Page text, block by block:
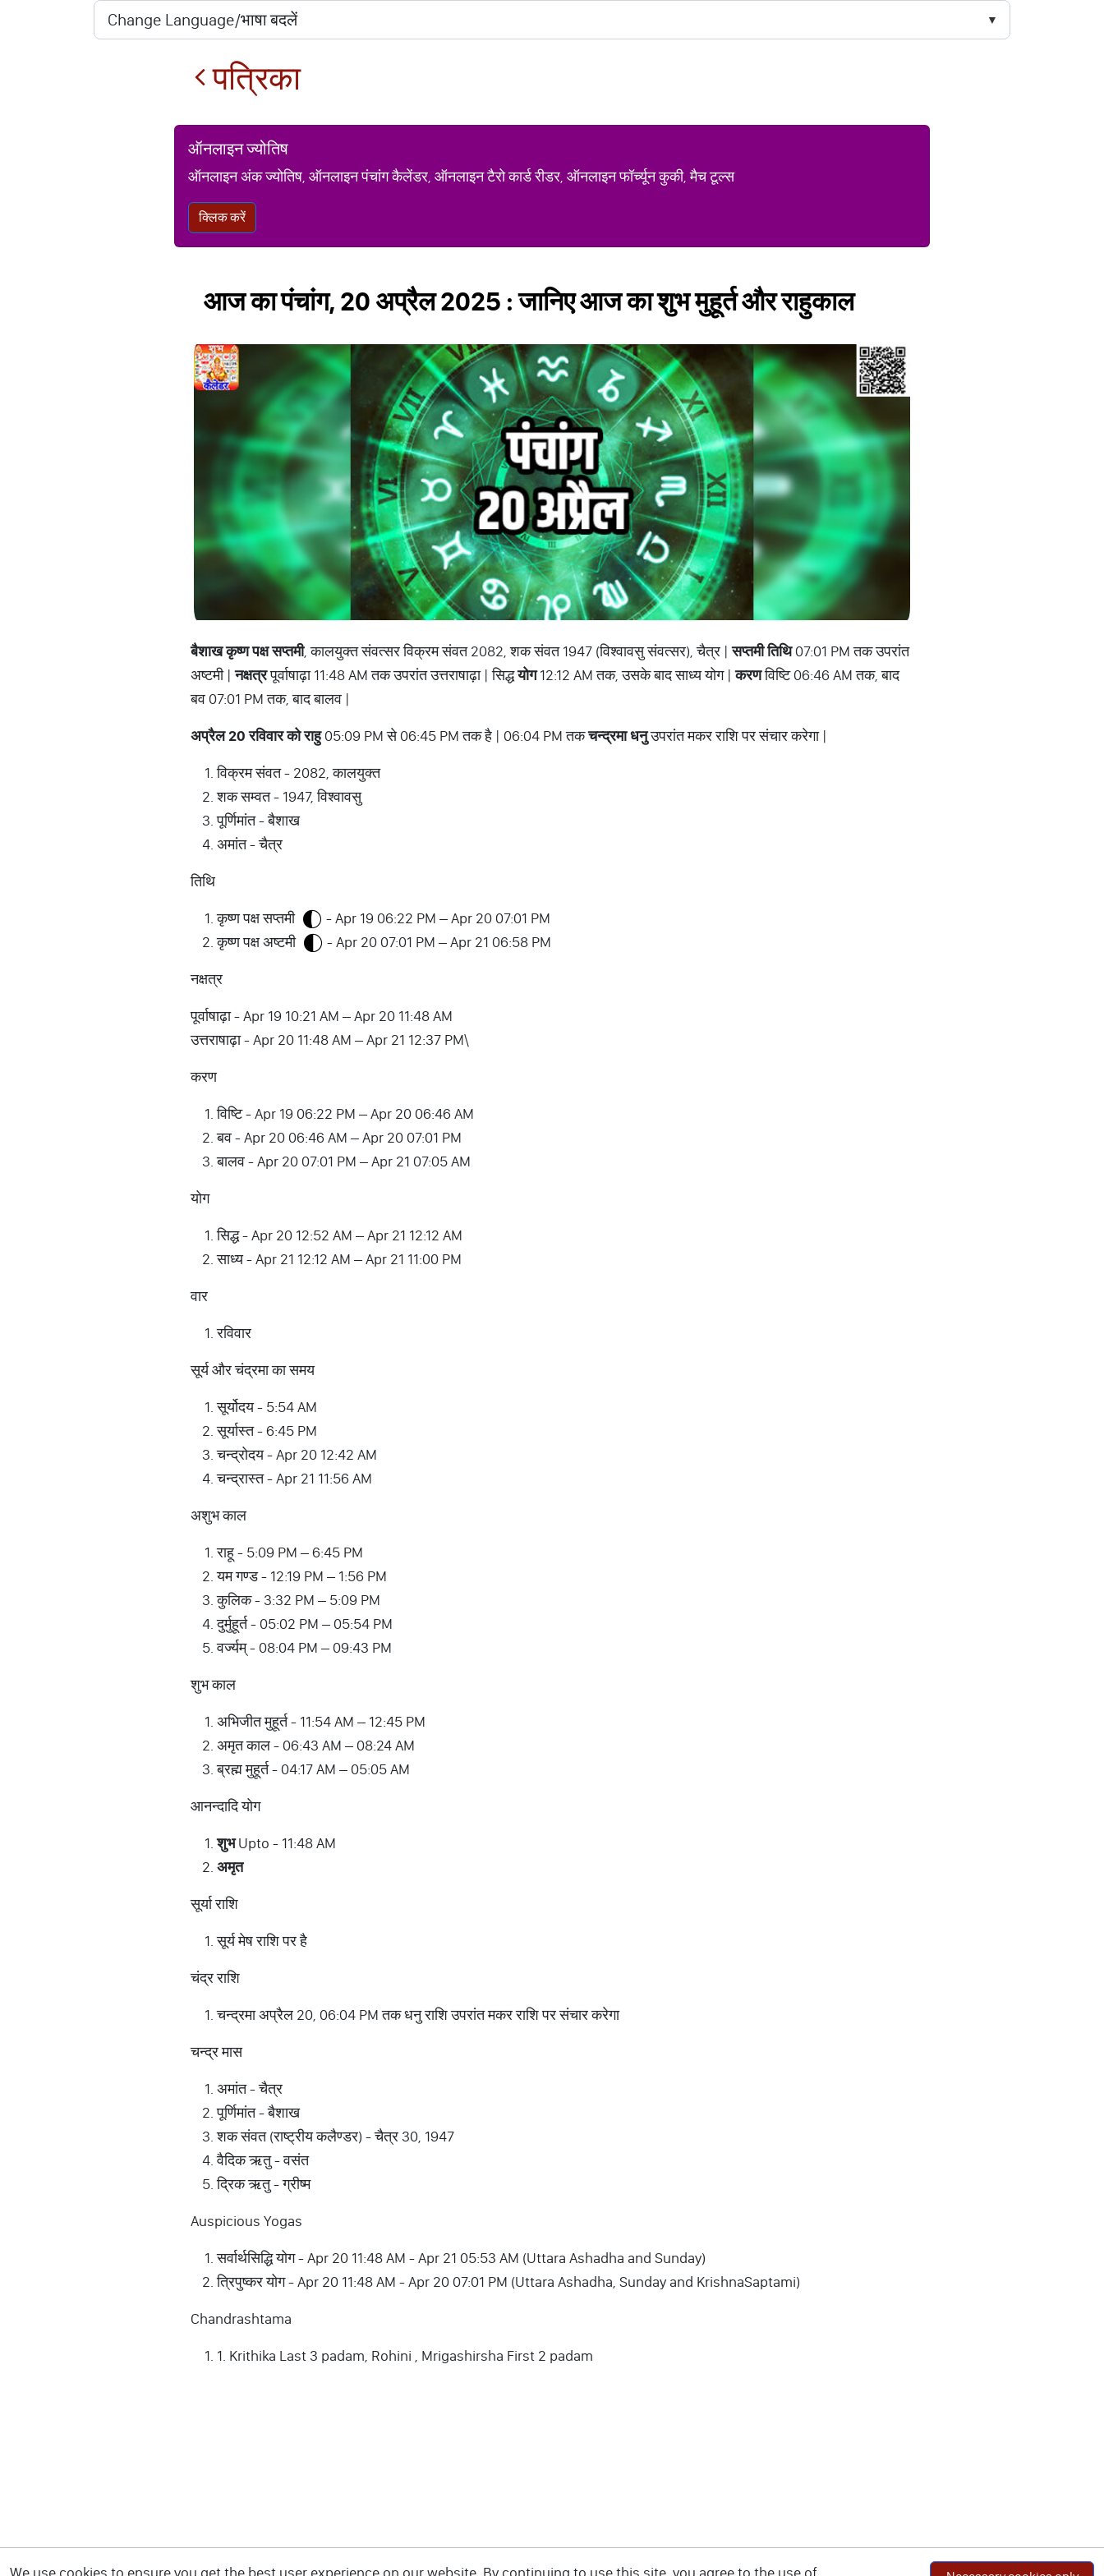
पत्रिका
ऑनलाइन ज्योतिष
ऑनलाइन अंक ज्योतिष, ऑनलाइन पंचांग कैलेंडर, ऑनलाइन टैरो कार्ड रीडर, ऑनलाइन फॉर्च्यून कुकी, मैच टूल्स
क्लिक करें
आज का पंचांग, 20 अप्रैल 2025 : जानिए आज का शुभ मुहूर्त और राहुकाल
बैशाख कृष्ण पक्ष सप्तमी, कालयुक्त संवत्सर विक्रम संवत 2082, शक संवत 1947 (विश्वावसु संवत्सर), चैत्र |सप्तमी तिथि07:01 PM तक उपरांत
अष्टमी |नक्षत्रपूर्वाषाढ़ा 11:48 AM तक उपरांत उत्तराषाढ़ा | सिद्धयोग12:12 AM तक, उसके बाद साध्य योग |करणविष्टि 06:46 AM तक, बाद
बव 07:01 PM तक, बाद बालव |
अप्रैल 20 रविवार को राहु05:09 PM से 06:45 PM तक है | 06:04 PM तकचन्द्रमा धनुउपरांत मकर राशि पर संचार करेगा |
विक्रम संवत - 2082, कालयुक्त
शक सम्वत - 1947, विश्वावसु
पूर्णिमांत - बैशाख
अमांत - चैत्र
तिथि
कृष्ण पक्ष सप्तमी
- Apr 19 06:22 PM – Apr 20 07:01 PM
कृष्ण पक्ष अष्टमी
- Apr 20 07:01 PM – Apr 21 06:58 PM
नक्षत्र
पूर्वाषाढ़ा - Apr 19 10:21 AM – Apr 20 11:48 AM
उत्तराषाढ़ा - Apr 20 11:48 AM – Apr 21 12:37 PM\
करण
विष्टि - Apr 19 06:22 PM – Apr 20 06:46 AM
बव - Apr 20 06:46 AM – Apr 20 07:01 PM
बालव - Apr 20 07:01 PM – Apr 21 07:05 AM
योग
सिद्ध - Apr 20 12:52 AM – Apr 21 12:12 AM
साध्य - Apr 21 12:12 AM – Apr 21 11:00 PM
वार
रविवार
सूर्य और चंद्रमा का समय
सूर्योदय - 5:54 AM
सूर्यास्त - 6:45 PM
चन्द्रोदय - Apr 20 12:42 AM
चन्द्रास्त - Apr 21 11:56 AM
अशुभ काल
राहू - 5:09 PM – 6:45 PM
यम गण्ड - 12:19 PM – 1:56 PM
कुलिक - 3:32 PM – 5:09 PM
दुर्मुहूर्त - 05:02 PM – 05:54 PM
वर्ज्यम् - 08:04 PM – 09:43 PM
शुभ काल
अभिजीत मुहूर्त - 11:54 AM – 12:45 PM
अमृत काल - 06:43 AM – 08:24 AM
ब्रह्म मुहूर्त - 04:17 AM – 05:05 AM
आनन्दादि योग
शुभUpto - 11:48 AM
अमृत
सूर्या राशि
सूर्य मेष राशि पर है
चंद्र राशि
चन्द्रमा अप्रैल 20, 06:04 PM तक धनु राशि उपरांत मकर राशि पर संचार करेगा
चन्द्र मास
अमांत - चैत्र
पूर्णिमांत - बैशाख
शक संवत (राष्ट्रीय कलैण्डर) - चैत्र 30, 1947
वैदिक ऋतु - वसंत
द्रिक ऋतु - ग्रीष्म
Auspicious Yogas
सर्वार्थसिद्धि योग - Apr 20 11:48 AM - Apr 21 05:53 AM (Uttara Ashadha and Sunday)
त्रिपुष्कर योग - Apr 20 11:48 AM - Apr 20 07:01 PM (Uttara Ashadha, Sunday and KrishnaSaptami)
Chandrashtama
1. Krithika Last 3 padam, Rohini , Mrigashirsha First 2 padam